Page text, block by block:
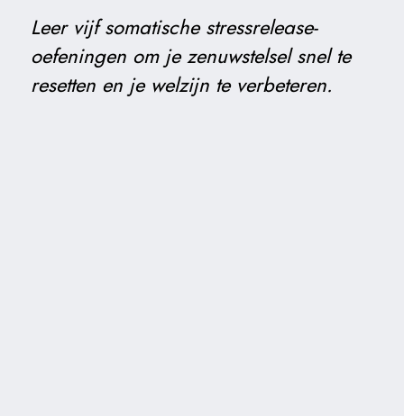
Leer vijf somatische stressrelease-
oefeningen om je zenuwstelsel snel te
resetten en je welzijn te verbeteren.